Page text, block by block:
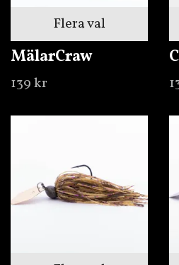
Flera val
MälarCraw
139 kr